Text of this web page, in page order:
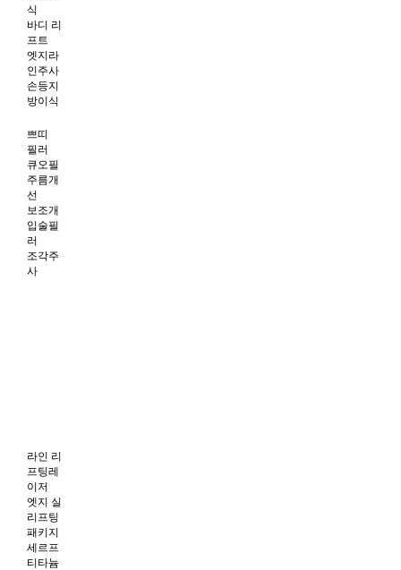
식
바디 리
프트
엣지라
인주사
손등지
방이식
쁘띠
필러
큐오필
주름개
선
보조개
입술필
러
조각주
사
라인 리
프팅레
이저
엣지 실
리프팅
패키지
세르프
티타늄